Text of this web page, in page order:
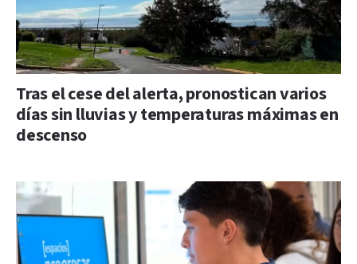
Tras el cese del alerta, pronostican varios
días sin lluvias y temperaturas máximas en
descenso